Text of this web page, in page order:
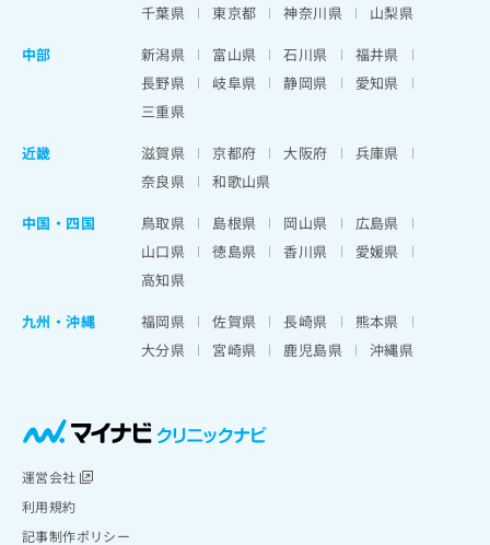
千葉県
東京都 神奈川県
山梨県
中部
新潟県 富山県 石川県
福井県
長野県
岐阜県 静岡県
愛知県
三重県
近畿
滋賀県 京都府 大阪府
兵庫県
奈良県
和歌山県
中国・四国
鳥取県 島根県 岡山県
広島県
山口県
徳島県 香川県
愛媛県
高知県
九州・沖縄
福岡県 佐賀県 長崎県
熊本県
大分県
宮崎県 鹿児島県 沖縄県
運営会社
利用規約
記事制作ポリシー